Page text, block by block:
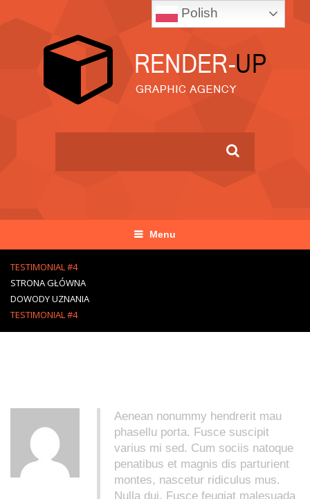
Menu
TESTIMONIAL #4
STRONA GŁÓWNA
DOWODY UZNANIA
TESTIMONIAL #4
Aenean nonummy hendrerit mau
phasellu porta. Fusce suscipit
varius mi sed. Cum sociis natoque
penatibus et magnis dis parturient
montes, nascetur ridiculus mus.
Nulla dui. Fusce feugiat malesuada
Polish